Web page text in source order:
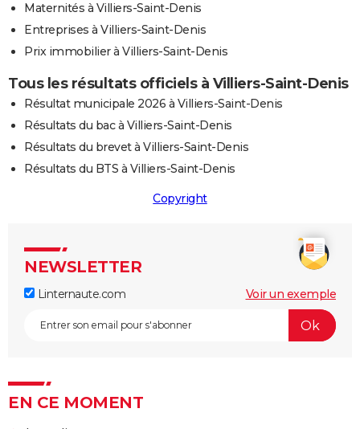
Maternités à Villiers-Saint-Denis
Entreprises à Villiers-Saint-Denis
Prix immobilier à Villiers-Saint-Denis
Tous les résultats officiels à Villiers-Saint-Denis
Résultat municipale 2026 à Villiers-Saint-Denis
Résultats du bac à Villiers-Saint-Denis
Résultats du brevet à Villiers-Saint-Denis
Résultats du BTS à Villiers-Saint-Denis
Copyright
NEWSLETTER
Linternaute.com Voir un exemple
EN CE MOMENT